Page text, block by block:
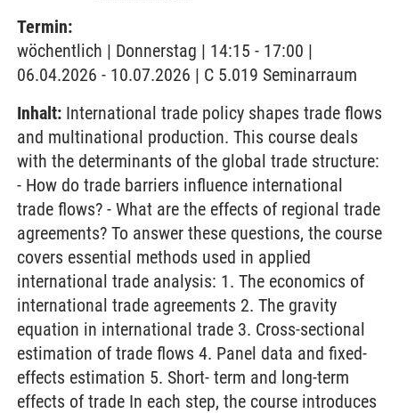
Termin:
wöchentlich | Donnerstag | 14:15 - 17:00 |
06.04.2026 - 10.07.2026 | C 5.019 Seminarraum
Inhalt: International trade policy shapes trade flows
and multinational production. This course deals
with the determinants of the global trade structure:
- How do trade barriers influence international
trade flows? - What are the effects of regional trade
agreements? To answer these questions, the course
covers essential methods used in applied
international trade analysis: 1. The economics of
international trade agreements 2. The gravity
equation in international trade 3. Cross-sectional
estimation of trade flows 4. Panel data and fixed-
effects estimation 5. Short- term and long-term
effects of trade In each step, the course introduces